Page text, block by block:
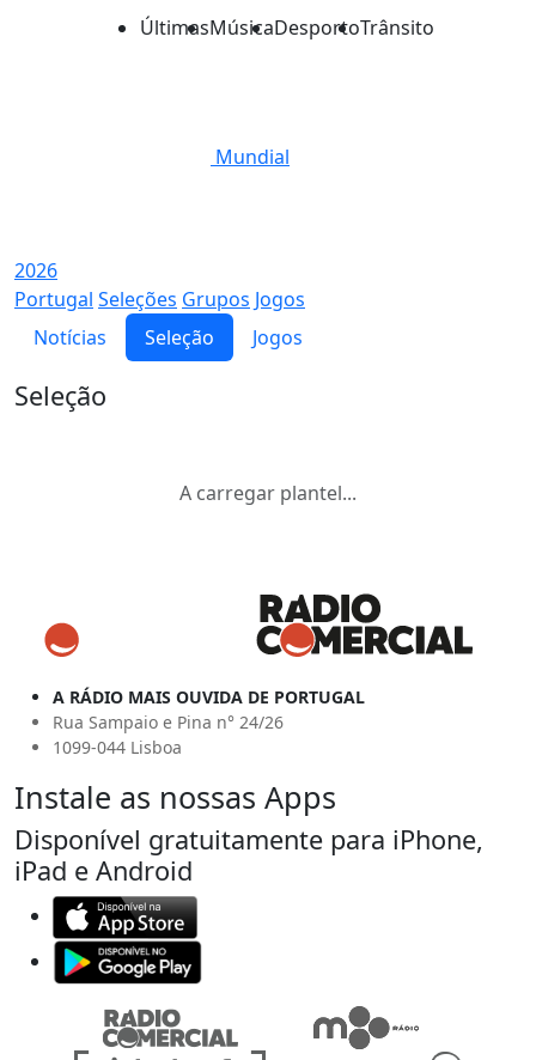
ÚltimasMúsicaDesportoTrânsito
Mundial
2026
Portugal Seleções Grupos Jogos
Notícias
Seleção Jogos
Seleção
A carregar plantel...
A RÁDIO MAIS OUVIDA DE PORTUGAL
Rua Sampaio e Pina n° 24/26
1099-044 Lisboa
Instale as nossas Apps
Disponível gratuitamente para iPhone,
iPad e Android